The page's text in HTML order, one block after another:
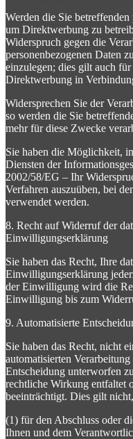
Werden die Sie
um Direktwerbung zu
Widerspruch gegen die
personenbezogenen Daten
einzulegen; dies gilt auch
Direktwerbung in
Widersprechen Sie der
so werden die Sie
mehr für diese Zwecke
Sie haben die Möglichkeit,
Diensten der
2002/58/EG – Ihr
Verfahren auszuüben, bei
verwendet werden.
8. Recht auf Widerruf der
Einwilligungserklärung
Sie haben das Recht, Ihre
Einwilligungserklärung
der Einwilligung wird die
Einwilligung bis zum
9. Automatisierte
Sie haben das Recht, nicht
automatisierten
Entscheidung unterworfen
rechtliche Wirkung entfaltet
beeinträchtigt. Dies gilt
(1) für den Abschluss oder
Ihnen und dem